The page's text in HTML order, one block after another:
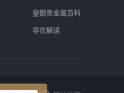
皇御贵金属百科
非农解读